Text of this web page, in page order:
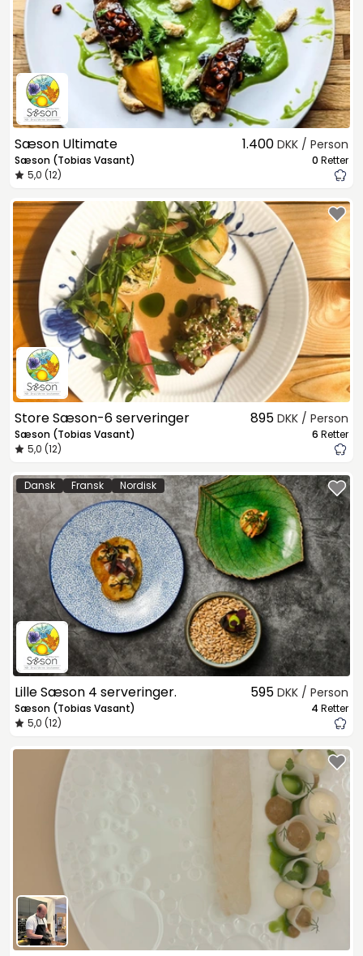
Sæson Ultimate
Sæson (Tobias Vasant)
5,0 (12)
1.400 DKK / Person
0 Retter
Store Sæson-6 serveringer
Sæson (Tobias Vasant)
5,0 (12)
895 DKK / Person
6 Retter
Dansk Fransk Nordisk
Lille Sæson 4 serveringer.
Sæson (Tobias Vasant)
5,0 (12)
595 DKK / Person
4 Retter